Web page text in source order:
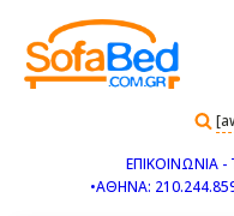
ΕΠΙΚΟΙΝΩΝΙΑ -
•ΑΘΗΝΑ: